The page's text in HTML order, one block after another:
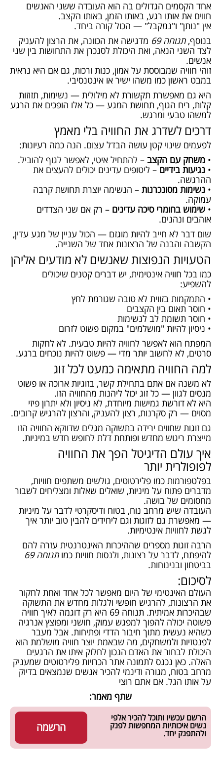
אחד הקסמים הגדולים בה הוא העובדה ששני האנשים
חווים את אותו רגע, באותו הזמן, באותו הקצב.
אין "נותן" ו"נמקבל" — הכול קורה ביחד.
בנוסף,תנוחה 69
מדגישה את הכוונה, את הרצון להעניק
לצד השני הנאה, ואת היכולת לסנכרן את התחושות בין שני
אנשים.
זוהי חוויה שמבוססת על אמון, כנות ורכות, גם אם היא נראית
במבט ראשון כמו משהו ישיר או אינטנסיבי.
היא גם מאפשרת תקשורת לא מילולית — נשימות, תזוזות
קלות, ריח הגוף, תחושת המגע — כל אלו הופכים את הרגע
למשהו טבעי ומרגש.
דרכים לשדרג את החוויה בלי מאמץ
לפעמים שינוי קטן עושה הבדל עצום. הנה כמה רעיונות:
• משחק עם הקצב – להתחיל איטי, לאפשר לגוף להוביל.
• נגיעות בידיים – ליטופים עדינים יכולים להעצים את
ההרגשה.
• נשימות מסונכרנות – הנשימה יוצרת תחושת קרבה
עמוקה.
• שימוש בחומרי סיכה עדינים – רק אם שני הצדדים
אוהבים ונהנים.
שום דבר לא חייב להיות מוגזם — הכול עניין של מגע עדין,
הקשבה והבנה של הרצונות אחד של השנייה.
הטעויות הנפוצות שאנשים לא מודעים אליהן
כמו בכל חוויה אינטימית, יש דברים קטנים שיכולים
להשפיע:
• התמקמות בזווית לא טובה שגורמת לחץ
• חוסר תאום בין הקצבים
• חוסר תשומת לב לנשימות
• ניסיון להיות "מושלמים" במקום פשוט לזרום
המפתח הוא לאפשר לחוויה להיות טבעית. לא לחקות
סרטים, לא לחשוב יותר מדי — פשוט להיות נוכחים ברגע.
למה החוויה מתאימה כמעט לכל זוג
לא משנה אם אתם בתחילת קשר, בזוגיות ארוכה או פשוט
מנסים לגוון — כל זוג יכול ליהנות מהחוויה הזו.
היא לא דורשת גמישות מיוחדת, לא ניסיון ולא יתרון פיזי
מסוים — רק סקרנות, רצון להעניק, והרצון להרגיש קרובים.
גם זוגות שחווים ירידה בתשוקה מגלים שדווקא החוויה הזו
מייצרת ריגוש מחדש ופותחת דלת לחופש חדש במיניות.
איך עולם הדיגיטל הפך את החוויה
לפופולרית יותר
בפלטפורמות כמו פלירטוטים, גולשים משתפים חוויות,
מדברים פתוח על מיניות, שואלים שאלות ומצליחים לשבור
מחסומים של בושה.
העובדה שיש מרחב נוח, בטוח ודיסקרטי לדבר על מיניות
— מאפשרת גם לזוגות וגם ליחידים להבין טוב יותר איך
לגשת לחוויות אינטימיות.
הרבה זוגות מספרים שההיכרות האינטרנטית עזרה להם
להיפתח, לדבר על רצונות, ולנסות חוויות כמותנוחה 69
בביטחון ובנינוחות.
לסיכום:
העולם האינטימי של היום מאפשר לכל אחד ואחת לחקור
את הרצונות, להרגיש חופשי ולגלות מחדש את התשוקה
שבהיכרות אמיתית. תנוחה 69 היא רק דוגמה לאיך חוויה
פשוטה יכולה להפוך למפגש עמוק, חושני ומפוצץ אנרגיה
כשהיא נעשית מתוך חיבור הדדי ופתיחות. אבל מעבר
לפנטזיות ולמשחקים, מה שבאמת יוצר חוויה מושלמת הוא
היכולת לבחור את האדם הנכון לחלוק איתו את הרגעים
האלה. כאן נכנס לתמונה אתר הכרויות פלירטוטים שמעניק
מרחב בטוח, מגורה ודינמי להכיר אנשים שנמצאים בדיוק
על אותו הגל. אם אתם רוצי
שתף מאמר:
הרשמה
הרשם עכשיו ותוכל להכיר אלפי
נשים איכותיות המחפשות לפנק
ולהתפנק יחד.